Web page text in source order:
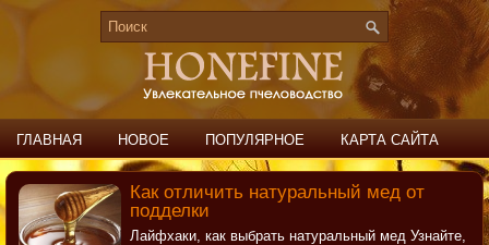
ГЛАВНАЯ НОВОЕ ПОПУЛЯРНОЕ КАРТА САЙТА
ПОИСК КОНТАКТЫ
Как отличить натуральный мед от
подделки
Лайфхаки, как выбрать натуральный мед Узнайте,